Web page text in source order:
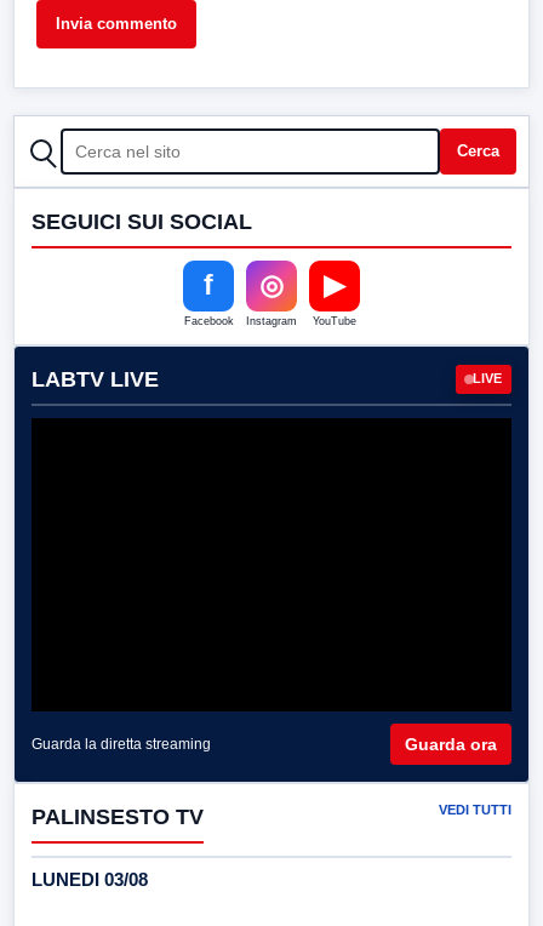
CERCA Cerca
SEGUICI SUI SOCIAL
f
Facebook
◎
Instagram
▶
YouTube
LABTV LIVE LIVE
Guarda la diretta streaming Guarda ora
PALINSESTO TV VEDI TUTTI
LUNEDI 03/08